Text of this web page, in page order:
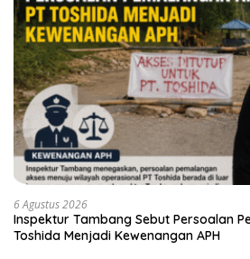
6 Agustus 2026
Inspektur Tambang Sebut Persoalan
Toshida Menjadi Kewenangan APH